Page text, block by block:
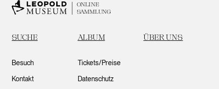
ONLINE
SAMMLUNG
SUCHE ALBUM ÜBER UNS
Besuch
Kontakt
Tickets/Preise
Datenschutz